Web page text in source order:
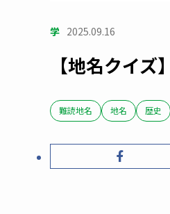
学 2025.09.16
【地名クイ
難読地名 地名 歴史